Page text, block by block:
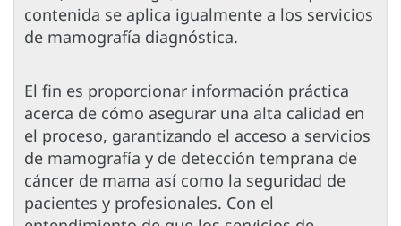
contenida se aplica igualmente a los servicios
de mamografía diagnóstica.
El fin es proporcionar información práctica
acerca de cómo asegurar una alta calidad en
el proceso, garantizando el acceso a servicios
de mamografía y de detección temprana de
cáncer de mama así como la seguridad de
pacientes y profesionales. Con el